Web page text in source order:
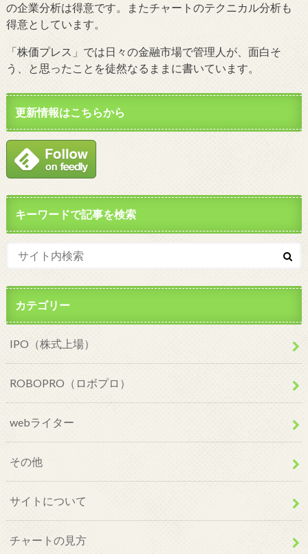
の企業分析は得意です。またチャートのテクニカル分析も
得意としています。
「株価プレス」では日々の金融市場で管理人が、面白そ
う、と思ったことを徒然なるままに書いています。
更新情報はこちらから
キーワードで記事を検索
カテゴリー
IPO（株式上場）
ROBOPRO（ロボプロ）
webライター
その他
サイトについて
チャートの見方